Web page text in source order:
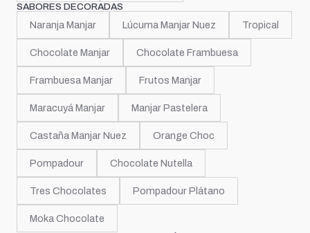
SABORES DECORADAS
Naranja Manjar Lúcuma Manjar Nuez Tropical
Chocolate Manjar Chocolate Frambuesa
Frambuesa Manjar Frutos Manjar
Maracuyá Manjar Manjar Pastelera
Castaña Manjar Nuez Orange Choc
Pompadour Chocolate Nutella
Tres Chocolates Pompadour Plátano
Moka Chocolate